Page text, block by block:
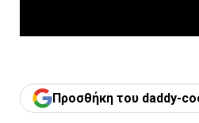
Προσθήκη του daddy-